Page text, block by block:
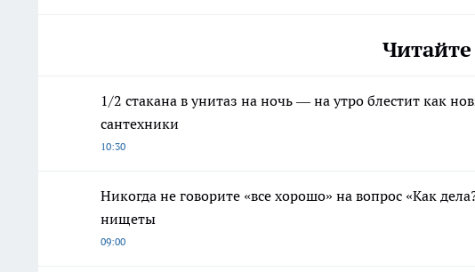
1/2 стакана в унитаз на ночь — на утро блестит как
сантехники
10:30
Никогда не говорите «все хорошо» на вопрос «Как
нищеты
09:00